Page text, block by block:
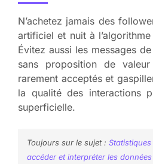
N’achetez jamais des
artificiel et nuit à
Évitez aussi les messages
sans proposition de
rarement acceptés et
la qualité des interactions
superficielle.
Toujours sur le sujet :
accéder et interpréter les